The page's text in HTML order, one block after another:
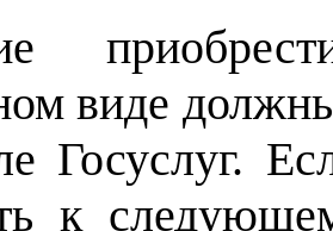
виде
Госуслуг.
к